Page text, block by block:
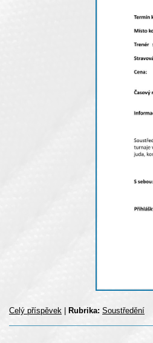
Celý příspěvek Rubrika: Soustředění